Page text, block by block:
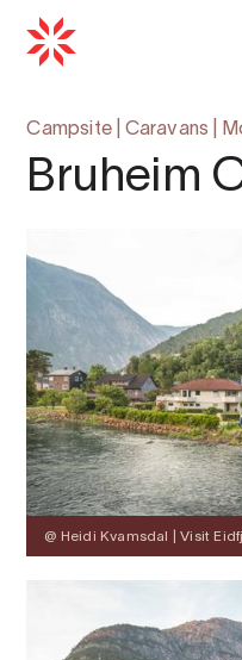
Campsite Caravans
Bruheim
@ Heidi Kvamsdal | Visit